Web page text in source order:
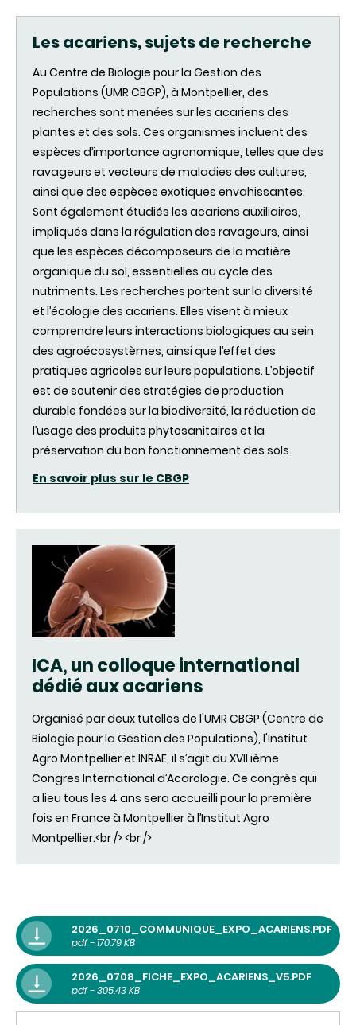
Les acariens, sujets de recherche
Au Centre de Biologie pour la Gestion des
Populations (UMR CBGP), à Montpellier, des
recherches sont menées sur les acariens des
plantes et des sols. Ces organismes incluent des
espèces d’importance agronomique, telles que des
ravageurs et vecteurs de maladies des cultures,
ainsi que des espèces exotiques envahissantes.
Sont également étudiés les acariens auxiliaires,
impliqués dans la régulation des ravageurs, ainsi
que les espèces décomposeurs de la matière
organique du sol, essentielles au cycle des
nutriments. Les recherches portent sur la diversité
et l’écologie des acariens. Elles visent à mieux
comprendre leurs interactions biologiques au sein
des agroécosystèmes, ainsi que l’effet des
pratiques agricoles sur leurs populations. L’objectif
est de soutenir des stratégies de production
durable fondées sur la biodiversité, la réduction de
l’usage des produits phytosanitaires et la
préservation du bon fonctionnement des sols.
En savoir plus sur le CBGP
ICA, un colloque international
dédié aux acariens
Organisé par deux tutelles de l'UMR CBGP (Centre de
Biologie pour la Gestion des Populations), l'Institut
Agro Montpellier et INRAE, il s’agit du XVII ième
Congres International d’Acarologie. Ce congrès qui
a lieu tous les 4 ans sera accueilli pour la première
fois en France à Montpellier à l’Institut Agro
Montpellier.<br /> <br />
2026_0710_COMMUNIQUE_EXPO_ACARIENS.PDF
pdf - 170.79 KB
2026_0708_FICHE_EXPO_ACARIENS_V5.PDF
pdf - 305.43 KB